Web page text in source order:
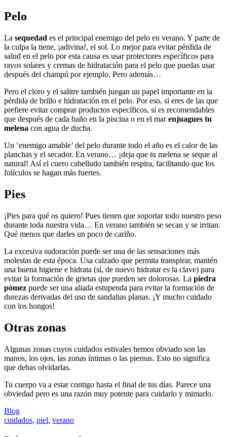
Pelo
La sequedad es el principal enemigo del pelo en verano. Y parte de
la culpa la tiene, ¡adivina!, el sol. Lo mejor para evitar pérdida de
salud en el pelo por esta causa es usar protectores específicos para
rayos solares y cremas de hidratación para el pelo que puedas usar
después del champú por ejemplo. Pero además…
Pero el cloro y el salitre también juegan un papel importante en la
pérdida de brillo e hidratación en el pelo. Por eso, si eres de las que
prefiere evitar comprar productos específicos, sí es recomendables
que después de cada baño en la piscina o en el marenjuagues tu
melena con agua de ducha.
Un ‘enemigo amable’ del pelo durante todo el año es el calor de las
planchas y el secador. En verano… ¡deja que tu melena se seque al
natural! Así el cuero cabelludo también respira, facilitando que los
folículos se hagan más fuertes.
Pies
¡Pies para qué os quiero! Pues tienen que soportar todo nuestro peso
durante toda nuestra vida… En verano también se secan y se irritan.
Qué menos que darles un poco de cariño.
La excesiva sudoración puede ser una de las sensaciones más
molestas de esta época. Usa calzado que permita transpirar, mantén
una buena higiene e hidrata (sí, de nuevo hidratar es la clave) para
evitar la formación de grietas que pueden ser dolorosas. La piedra
pómez puede ser una aliada estupenda para evitar la formación de
durezas derivadas del uso de sandalias planas. ¡Y mucho cuidado
con los hongos!
Otras zonas
Algunas zonas cuyos cuidados estivales hemos obviado son las
manos, los ojos, las zonas íntimas o las piernas. Esto no significa
que debas olvidarlas.
Tu cuerpo va a estar contigo hasta el final de tus días. Parece una
obviedad pero es una razón muy potente para cuidarlo y mimarlo.
Blog
cuidados, piel, verano